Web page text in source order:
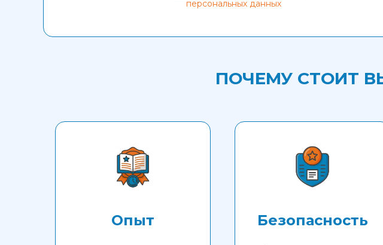
персональных данных
ПОЧЕМУ СТОИТ
Опыт Безопасность